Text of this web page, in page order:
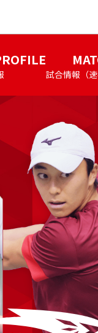
試合情報（速